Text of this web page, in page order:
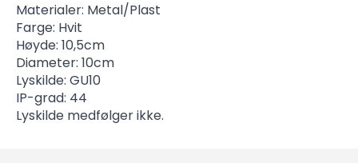
Materialer: Metal/Plast
Farge: Hvit
Høyde: 10,5cm
Diameter: 10cm
Lyskilde: GU10
IP-grad: 44
Lyskilde medfølger ikke.